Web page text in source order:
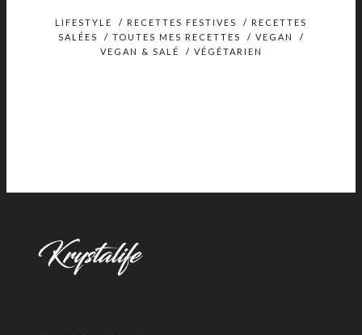
LIFESTYLE / RECETTES FESTIVES / RECETTES
SALÉES
/ TOUTES MES RECETTES / VEGAN
/
VEGAN & SALÉ
/ VÉGÉTARIEN